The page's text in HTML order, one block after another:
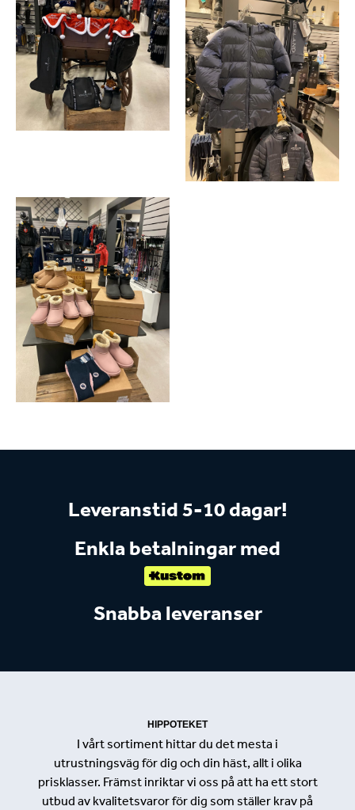
Leveranstid 5-10 dagar!
Enkla betalningar med
Snabba leveranser
HIPPOTEKET
I vårt sortiment hittar du det mesta i
utrustningsväg för dig och din häst, allt i olika
prisklasser. Främst inriktar vi oss på att ha ett stort
utbud av kvalitetsvaror för dig som ställer krav på